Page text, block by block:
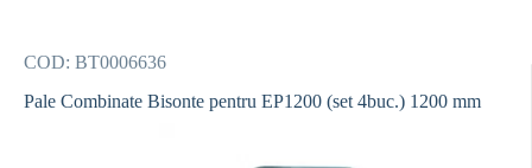
COD: BT0006636
Pale Combinate Bisonte pentru EP1200 (set 4buc.) 1200 mm